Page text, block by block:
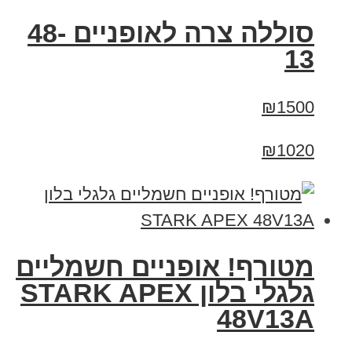
סוללה צרה לאופניים 48-
13
₪1500
₪1020
מטורף! אופניים חשמליים
גלגלי בלון STARK APEX
48V13A